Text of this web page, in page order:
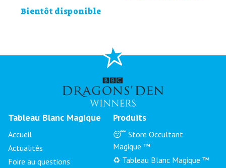
Bientôt disponible
Tableau Blanc Magique
Accueil
Actualités
Foire au questions
Produits
😴 Store Occultant
Magique ™
♻️ Tableau Blanc Magique ™